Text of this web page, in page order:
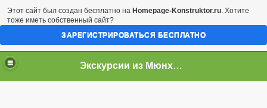
Экскурсии из Мюнхена
Этот сайт был создан бесплатно на Homepage-Konstruktor.ru. Хотите
тоже иметь собственный сайт?
ЗАРЕГИСТРИРОВАТЬСЯ БЕСПЛАТНО